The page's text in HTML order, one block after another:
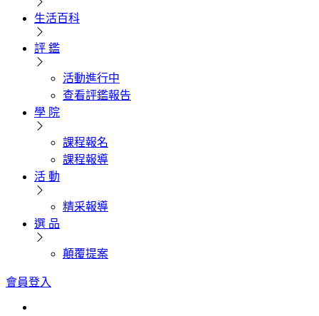
生活百科
評 鑑
活動進行中
查看評鑑報告
學 院
課程報名
課程報導
活 動
精采報導
選 品
顛覆提案
會員登入